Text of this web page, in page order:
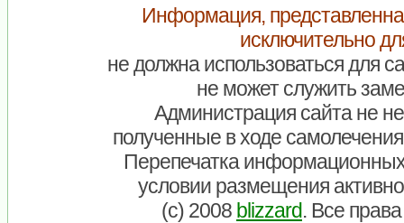
Информация,
исключительно
не должна использоваться для
не может служить
Администрация сайта не
полученные в ходе
Перепечатка
условии размещения
(c) 2008 blizzard. Все